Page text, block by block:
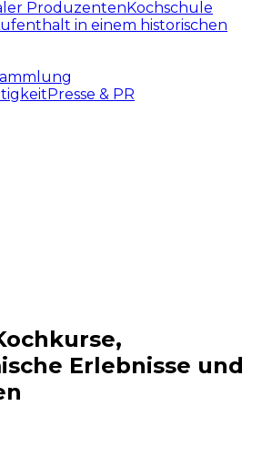
ProduzentenKochschule
in einem historischen
Presse & PR
Erlebnisse:
Erlebnisse und